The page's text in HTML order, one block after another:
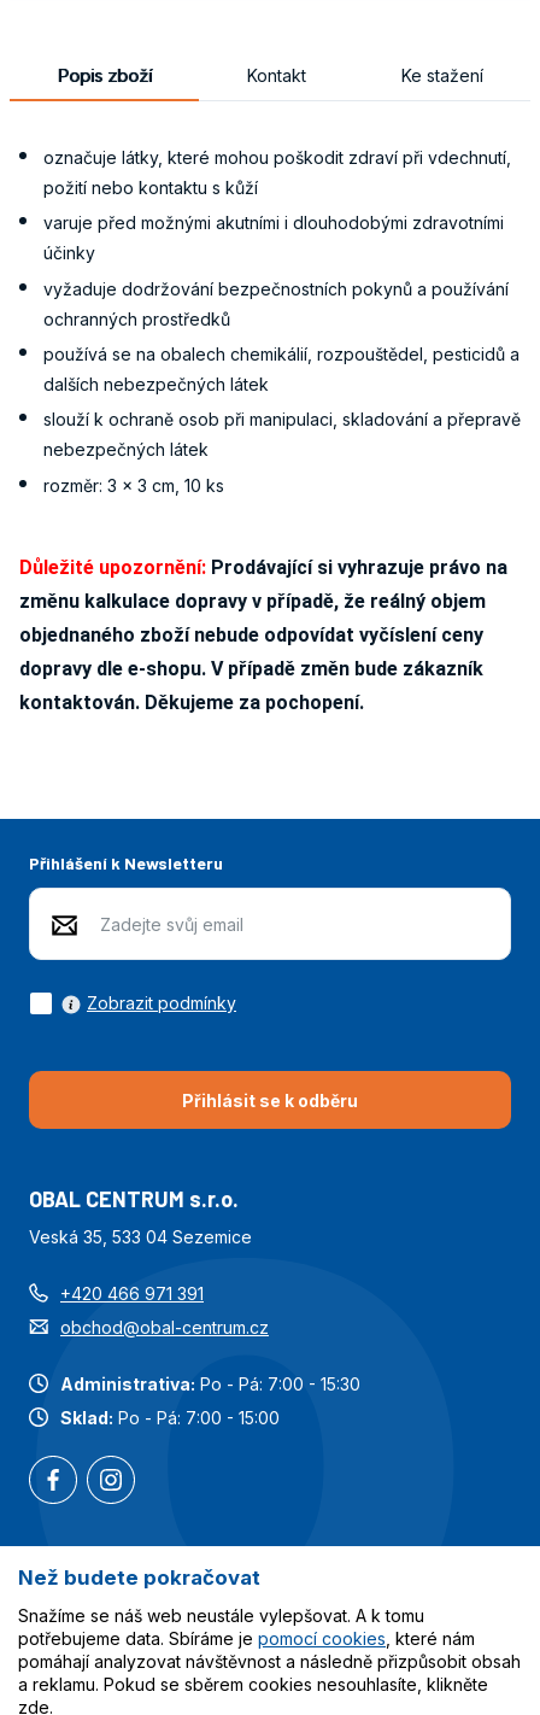
Popis zboží Kontakt Ke stažení
označuje látky, které mohou poškodit zdraví při vdechnutí,
požití nebo kontaktu s kůží
varuje před možnými akutními i dlouhodobými zdravotními
účinky
vyžaduje dodržování bezpečnostních pokynů a používání
ochranných prostředků
používá se na obalech chemikálií, rozpouštědel, pesticidů a
dalších nebezpečných látek
slouží k ochraně osob při manipulaci, skladování a přepravě
nebezpečných látek
rozměr: 3 x 3 cm, 10 ks
Důležité upozornění: Prodávající si vyhrazuje právo na
změnu kalkulace dopravy v případě, že reálný objem
objednaného zboží nebude odpovídat vyčíslení ceny
dopravy dle e-shopu. V případě změn bude zákazník
kontaktován. Děkujeme za pochopení.
Přihlášení k Newsletteru
Přihlásit se k odběru
Zobrazit podmínky
OBAL CENTRUM s.r.o.
Veská 35, 533 04 Sezemice
+420 466 971 391
obchod@obal-centrum.cz
Administrativa: Po - Pá: 7:00 - 15:30
Sklad: Po - Pá: 7:00 - 15:00
Nejoblíbenější kategorie
Služby
Vše o nákupu
Než budete pokračovat
Snažíme se náš web neustále vylepšovat. A k tomu
potřebujeme data. Sbíráme je pomocí cookies , které nám
pomáhají analyzovat návštěvnost a následně přizpůsobit obsah
a reklamu. Pokud se sběrem cookies nesouhlasíte, klikněte
zde.